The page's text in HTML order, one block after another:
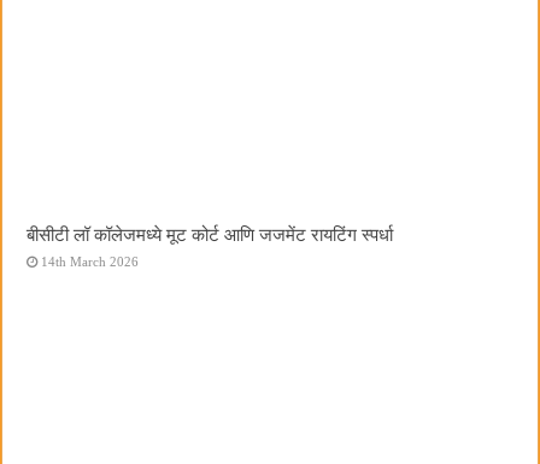
बीसीटी लॉ कॉलेजमध्ये मूट कोर्ट आणि जजमेंट रायटिंग स्पर्धा
14th March 2026